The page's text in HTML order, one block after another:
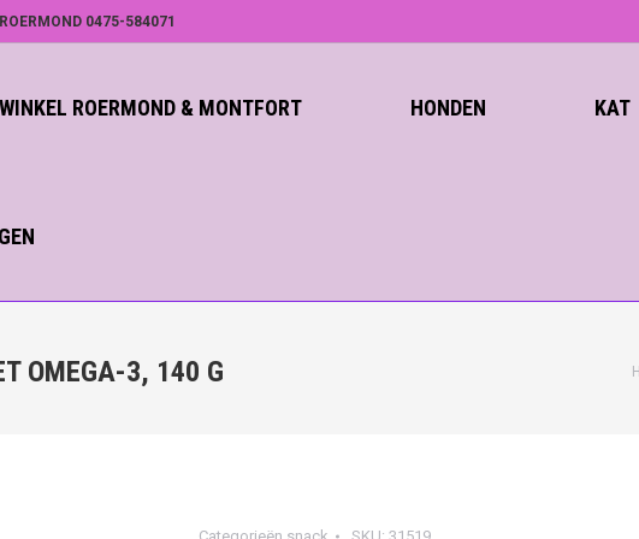
0475-584071
ROERMOND & MONTFORT HONDEN KAT
OMEGA-3, 140 G